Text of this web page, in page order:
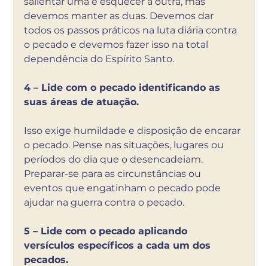
devemos manter as duas. Devemos dar
todos os passos práticos na luta diária contra
o pecado e devemos fazer isso na total
dependência do Espírito Santo.
4 – Lide com o pecado identificando as
suas áreas de atuação.
Isso exige humildade e disposição de encarar
o pecado. Pense nas situações, lugares ou
períodos do dia que o desencadeiam.
Preparar-se para as circunstâncias ou
eventos que engatinham o pecado pode
ajudar na guerra contra o pecado.
5 – Lide com o pecado aplicando
versículos específicos a cada um dos
pecados.